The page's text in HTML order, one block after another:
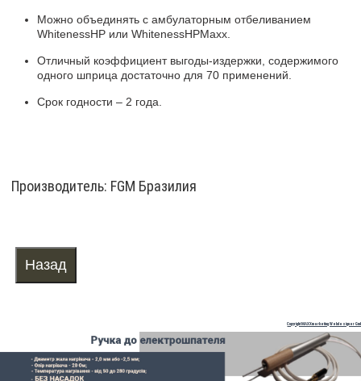
Можно объединять с амбулаторным отбеливанием
WhitenessHP или WhitenessHPMaxx.
Отличный коэффициент выгоды-издержки, содержимого
одного шприца достаточно для 70 применений.
Срок годности – 2 года.
Производитель: FGM Бразилия
Copyright MAXXmarketing Webdesigner